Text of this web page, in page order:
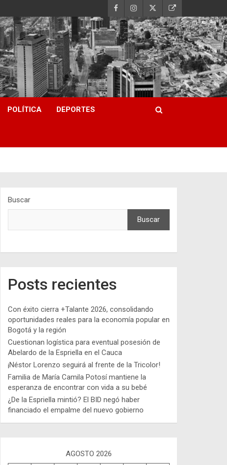
POLÍTICA DEPORTES
Buscar
Buscar
Posts recientes
Con éxito cierra +Talante 2026, consolidando
oportunidades reales para la economía popular en
Bogotá y la región
Cuestionan logística para eventual posesión de
Abelardo de la Espriella en el Cauca
¡Néstor Lorenzo seguirá al frente de la Tricolor!
Familia de María Camila Potosí mantiene la
esperanza de encontrar con vida a su bebé
¿De la Espriella mintió? El BID negó haber
financiado el empalme del nuevo gobierno
AGOSTO 2026